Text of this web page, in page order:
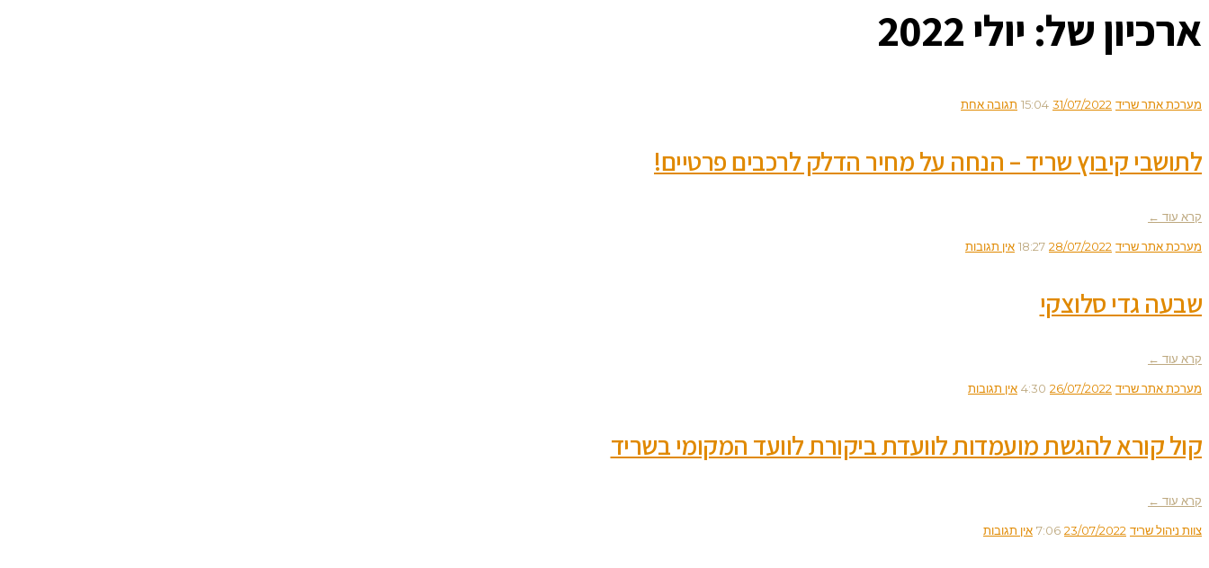
ארכיון של: יולי 2022
מערכת אתר שריד 31/07/2022
15:04 תגובה אחת
לתושבי קיבוץ שריד – הנחה על מחיר הדלק לרכבים פרטיים!
קרא עוד ←
מערכת אתר שריד 28/07/2022
18:27 אין תגובות
שבעה גדי סלוצקי
קרא עוד ←
מערכת אתר שריד 26/07/2022
4:30 אין תגובות
קול קורא להגשת מועמדות לוועדת ביקורת לוועד המקומי בשריד
קרא עוד ←
צוות ניהול שריד 23/07/2022
7:06 אין תגובות